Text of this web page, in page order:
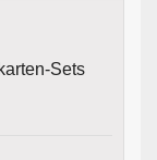
Sets